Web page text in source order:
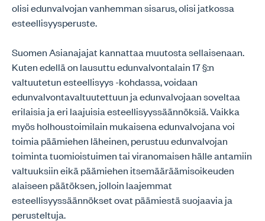
olisi edunvalvojan vanhemman sisarus, olisi jatkossa
esteellisyysperuste.
Suomen Asianajajat kannattaa muutosta sellaisenaan.
Kuten edellä on lausuttu edunvalvontalain 17 §:n
valtuutetun esteellisyys -kohdassa, voidaan
edunvalvontavaltuutettuun ja edunvalvojaan soveltaa
erilaisia ja eri laajuisia esteellisyyssäännöksiä. Vaikka
myös holhoustoimilain mukaisena edunvalvojana voi
toimia päämiehen läheinen, perustuu edunvalvojan
toiminta tuomioistuimen tai viranomaisen hälle antamiin
valtuuksiin eikä päämiehen itsemääräämisoikeuden
alaiseen päätöksen, jolloin laajemmat
esteellisyyssäännökset ovat päämiestä suojaavia ja
perusteltuja.